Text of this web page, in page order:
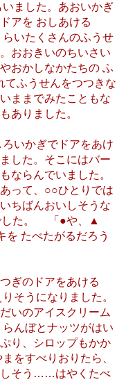
ました。あおいかぎ
アを おしあける
いたくさんのふうせ
おおきいのちいさい
おかしなかたちの ふ
ふうせんをつつきな
ままでみたこともな
ありました。
いかぎでドアをあけ
した。そこにはバー
ならんでいました。
って、○○ひとりでは
ちばんおいしそうな
した。 「●や、▲
を たべたがるだろう
ぎのドアをあける
そうになりました。
いのアイスクリーム
んぼとナッツがはい
り、シロップもかか
をすべりおりたら、
しそう……はやくたべ